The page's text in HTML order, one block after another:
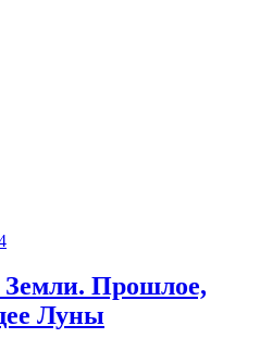
Земли. Прошлое,
Луны